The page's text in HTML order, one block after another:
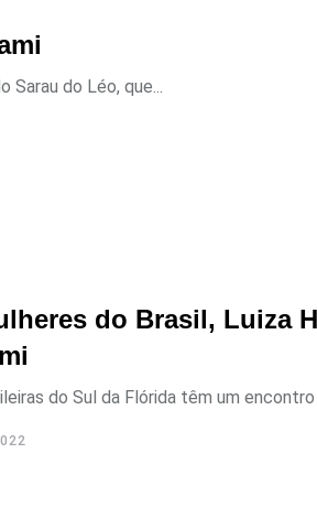
Sarau do Léo, que...
do Brasil, Luiza
do Sul da Flórida têm um